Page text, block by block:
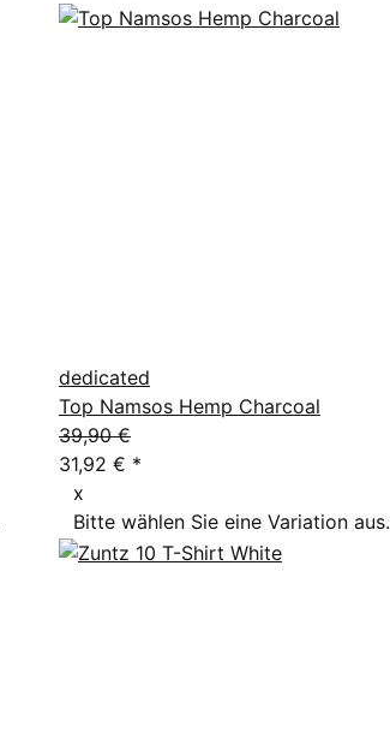
dedicated
Top Namsos Hemp Charcoal
39,90 €
31,92 € *
x
Bitte wählen Sie eine Variation aus.